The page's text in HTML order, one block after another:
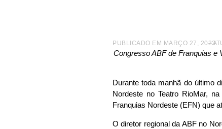
PUBLICADO EM MARÇO 27, 2023
–
Congresso ABF de Franquias e
Durante toda manhã do último
Nordeste no Teatro RioMar,
Franquias Nordeste (EFN) que
O diretor regional da ABF no